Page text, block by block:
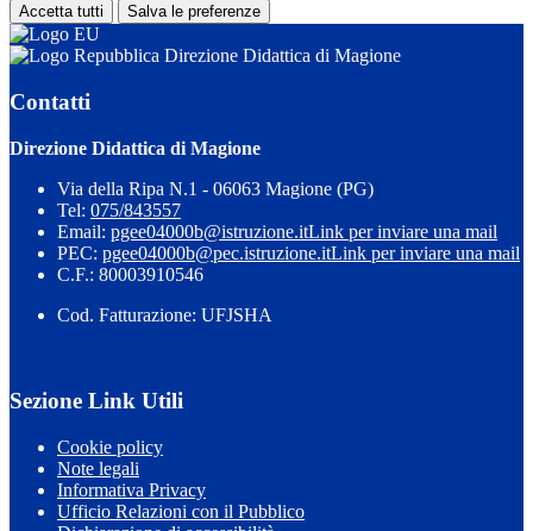
Accetta tutti Salva le preferenze
Direzione Didattica di Magione
Contatti
Direzione Didattica di Magione
Via della Ripa N.1 - 06063 Magione (PG)
Tel: 075/843557
Email: pgee04000b@istruzione.itLink per inviare una mail
PEC: pgee04000b@pec.istruzione.itLink per inviare una mail
C.F.: 80003910546
Cod. Fatturazione: UFJSHA
Sezione Link Utili
Cookie policy
Note legali
Informativa Privacy
Ufficio Relazioni con il Pubblico